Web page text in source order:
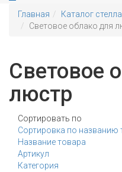
Главная Каталог
Световое облако для
Световое
люстр
Сортировать по
Сортировка по названию
Название товара
Артикул
Категория